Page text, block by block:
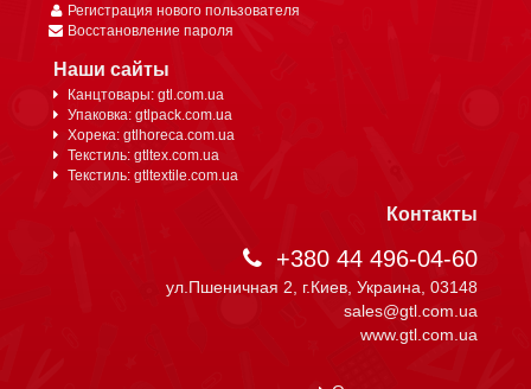
Регистрация нового пользователя
Восстановление пароля
Наши сайты
Канцтовары: gtl.com.ua
Упаковка: gtlpack.com.ua
Хорека: gtlhoreca.com.ua
Текстиль: gtltex.com.ua
Текстиль: gtltextile.com.ua
Контакты
+380 44 496-04-60
ул.Пшеничная 2, г.Киев, Украина, 03148
sales@gtl.com.ua
www.gtl.com.ua